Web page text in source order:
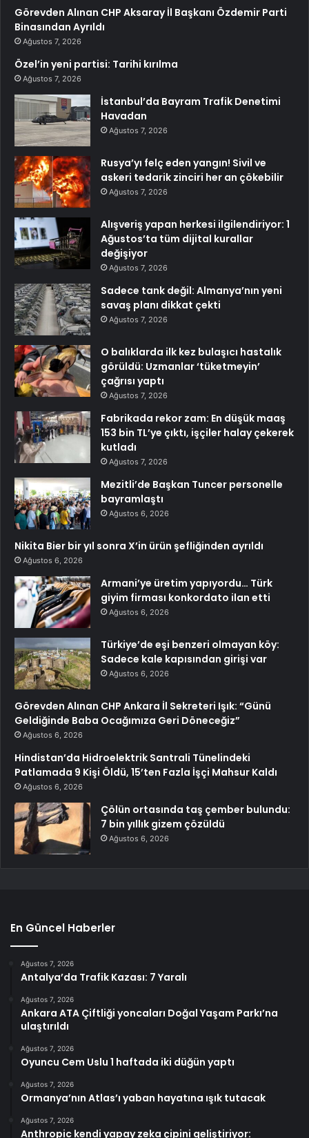
Görevden Alınan CHP Aksaray İl Başkanı Özdemir Parti
Binasından Ayrıldı
Ağustos 7, 2026
Özel’in yeni partisi: Tarihi kırılma
Ağustos 7, 2026
İstanbul’da Bayram Trafik Denetimi
Havadan
Ağustos 7, 2026
Rusya’yı felç eden yangın! Sivil ve
askeri tedarik zinciri her an çökebilir
Ağustos 7, 2026
Alışveriş yapan herkesi ilgilendiriyor: 1
Ağustos’ta tüm dijital kurallar
değişiyor
Ağustos 7, 2026
Sadece tank değil: Almanya’nın yeni
savaş planı dikkat çekti
Ağustos 7, 2026
O balıklarda ilk kez bulaşıcı hastalık
görüldü: Uzmanlar ‘tüketmeyin’
çağrısı yaptı
Ağustos 7, 2026
Fabrikada rekor zam: En düşük maaş
153 bin TL’ye çıktı, işçiler halay çekerek
kutladı
Ağustos 7, 2026
Mezitli’de Başkan Tuncer personelle
bayramlaştı
Ağustos 6, 2026
Nikita Bier bir yıl sonra X’in ürün şefliğinden ayrıldı
Ağustos 6, 2026
Armani’ye üretim yapıyordu… Türk
giyim firması konkordato ilan etti
Ağustos 6, 2026
Türkiye’de eşi benzeri olmayan köy:
Sadece kale kapısından girişi var
Ağustos 6, 2026
Görevden Alınan CHP Ankara İl Sekreteri Işık: “Günü
Geldiğinde Baba Ocağımıza Geri Döneceğiz”
Ağustos 6, 2026
Hindistan’da Hidroelektrik Santrali Tünelindeki
Patlamada 9 Kişi Öldü, 15’ten Fazla İşçi Mahsur Kaldı
Ağustos 6, 2026
Çölün ortasında taş çember bulundu:
7 bin yıllık gizem çözüldü
Ağustos 6, 2026
En Güncel Haberler
Ağustos 7, 2026
Antalya’da Trafik Kazası: 7 Yaralı
Ağustos 7, 2026
Ankara ATA Çiftliği yoncaları Doğal Yaşam Parkı’na
ulaştırıldı
Ağustos 7, 2026
Oyuncu Cem Uslu 1 haftada iki düğün yaptı
Ağustos 7, 2026
Ormanya’nın Atlas’ı yaban hayatına ışık tutacak
Ağustos 7, 2026
Anthropic kendi yapay zeka çipini geliştiriyor: